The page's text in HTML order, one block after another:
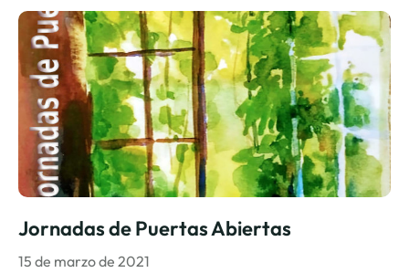
Jornadas de Puertas Abiertas
15 de marzo de 2021